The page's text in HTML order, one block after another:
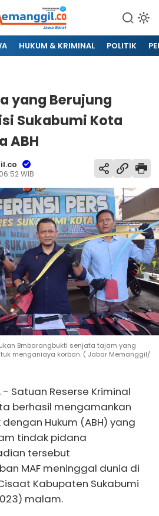
HUKUM & KRIMINAL POLITIK
yang Berujung
Sukabumi Kota
ABH
WIB
Bmbarangbukti senjata tajam yang
menganiaya korban. ( Jabar Memanggil/
- Satuan Reserse Kriminal
berhasil mengamankan
Hukum (ABH) yang
tindak pidana
tersebut
MAF meninggal dunia di
Kabupaten Sukabumi
malam.